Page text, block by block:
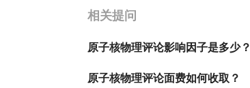
相关提问
原子核物理评论影响因子是多少？
原子核物理评论面费如何收取？